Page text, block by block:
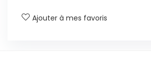
Ajouter à mes favoris